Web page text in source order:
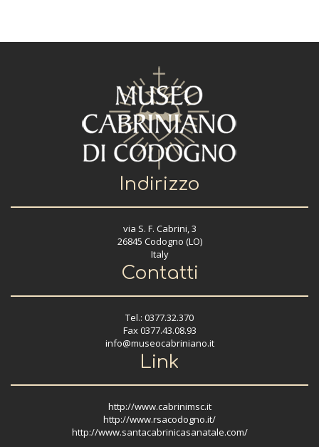
Indirizzo
via S. F. Cabrini, 3
26845 Codogno (LO)
Italy
Contatti
Tel.: 0377.32.370
Fax 0377.43.08.93
info@museocabriniano.it
Link
http://www.cabrinimsc.it
http://www.rsacodogno.it/
http://www.santacabrinicasanatale.com/